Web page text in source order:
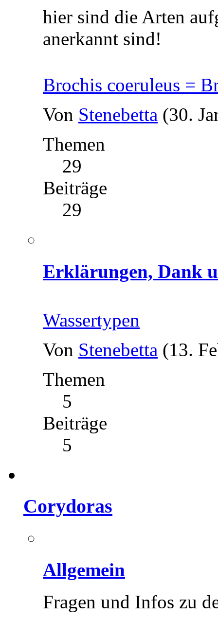
hier sind die Arten
anerkannt sind!
Brochis coeruleus =
Von Stenebetta (30.
Themen
29
Beiträge
29
Erklärungen, Dank
Wassertypen
Von Stenebetta (13.
Themen
5
Beiträge
5
Corydoras
Allgemein
Fragen und Infos zu